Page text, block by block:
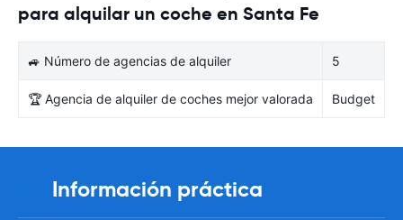
para alquilar un coche en Santa Fe
🚙 Número de agencias de alquiler 5
🏆 Agencia de alquiler de coches mejor valorada Budget
Información práctica